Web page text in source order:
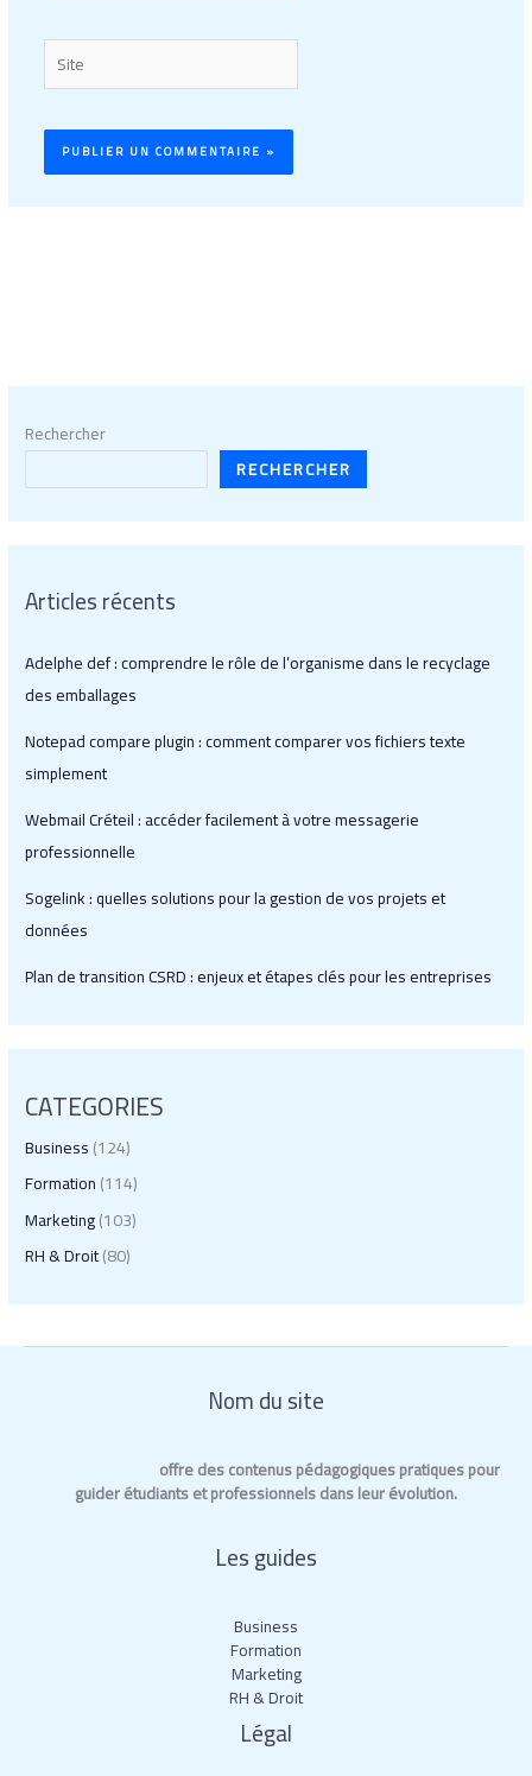
Site
Rechercher
RECHERCHER
Articles récents
Adelphe def : comprendre le rôle de l’organisme dans le recyclage
des emballages
Notepad compare plugin : comment comparer vos fichiers texte
simplement
Webmail Créteil : accéder facilement à votre messagerie
professionnelle
Sogelink : quelles solutions pour la gestion de vos projets et
données
Plan de transition CSRD : enjeux et étapes clés pour les entreprises
CATEGORIES
Business(124)
Formation(114)
Marketing(103)
RH & Droit(80)
Nom du site
offre des contenus pédagogiques pratiques pour
guider étudiants et professionnels dans leur évolution.
Les guides
Business
Formation
Marketing
RH & Droit
Légal